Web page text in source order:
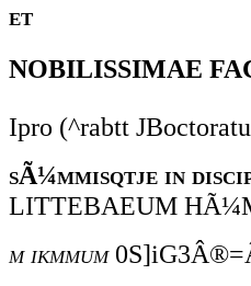
et
NOBILISSIMAE
Ipro (^rabtt
sÃ¼mmisqtje in
LITTEBAEUM
m ikmmum